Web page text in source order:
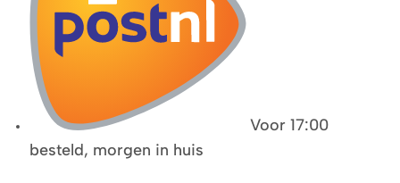
Voor 17:00
besteld, morgen in huis